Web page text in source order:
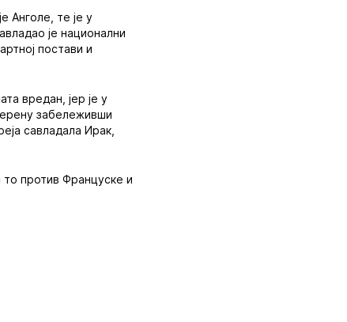
Анголе, те је у
је национални
постави и
вредан, јер је у
забележивши
савладала Ирак,
против Француске и